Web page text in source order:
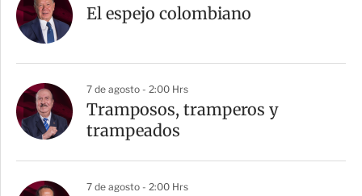
El espejo colombiano
7 de agosto - 2:00 Hrs
Tramposos, tramperos y
trampeados
7 de agosto - 2:00 Hrs